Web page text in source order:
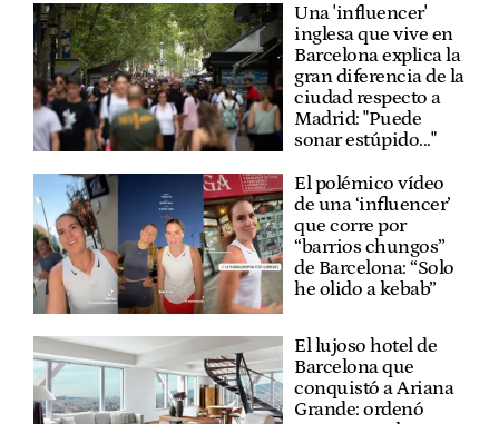
Una 'influencer'
inglesa que vive en
Barcelona explica la
gran diferencia de la
ciudad respecto a
Madrid: "Puede
sonar estúpido..."
El polémico vídeo
de una ‘influencer’
que corre por
“barrios chungos”
de Barcelona: “Solo
he olido a kebab”
El lujoso hotel de
Barcelona que
conquistó a Ariana
Grande: ordenó